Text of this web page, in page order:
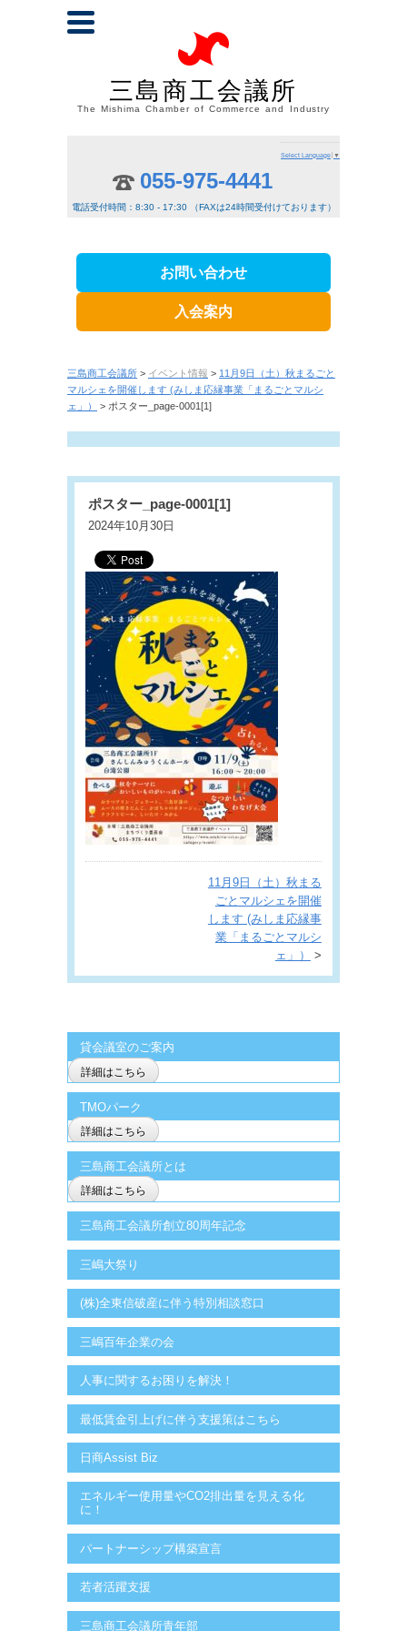
三島商工会議所
The Mishima Chamber of Commerce and Industry
Select Language ▼
055-975-4441
電話受付時間：8:30 - 17:30 （FAXは24時間受付けております）
お問い合わせ
入会案内
三島商工会議所 > イベント情報 > 11月9日（土）秋まるごと
マルシェを開催します (みしま応縁事業「まるごとマルシ
ェ」）
> ポスター_page-0001[1]
ポスター_page-0001[1]
2024年10月30日
11月9日（土）秋まる
ごとマルシェを開催
します (みしま応縁事
業「まるごとマルシ
ェ」）
>
貸会議室のご案内
詳細はこちら
TMOパーク
詳細はこちら
三島商工会議所とは
詳細はこちら
三島商工会議所創立80周年記念
三嶋大祭り
(株)全東信破産に伴う特別相談窓口
三嶋百年企業の会
人事に関するお困りを解決！
最低賃金引上げに伴う支援策はこちら
日商Assist Biz
エネルギー使用量やCO2排出量を見える化
に！
パートナーシップ構築宣言
若者活躍支援
三島商工会議所青年部